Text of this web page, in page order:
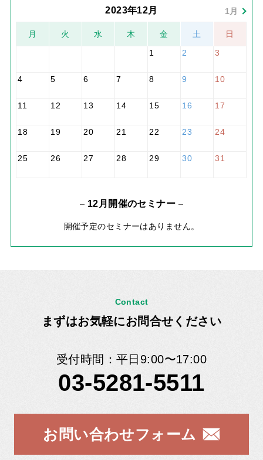
2023年12月 1月
月 火 水 木 金 土
日
1
2 3
4 5 6 7 8 9 10
11 12 13 14 15 16 17
18 19 20 21 22 23 24
25 26 27 28 29 30 31
12月開催のセミナー
開催予定のセミナーはありません。
Contact
まずはお気軽にお問合せください
受付時間：平日9:00〜17:00
03-5281-5511
お問い合わせフォーム